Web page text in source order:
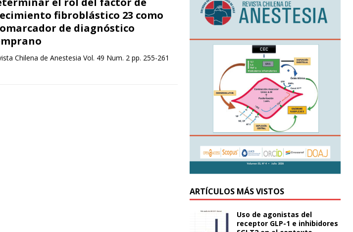
fibroblástico 23 como
de diagnóstico
Chilena de Anestesia Vol. 49 Num. 2 pp. 255-261
ARTÍCULOS MÁS VISTOS
Uso de agonistas del
receptor GLP-1 e inhibidores